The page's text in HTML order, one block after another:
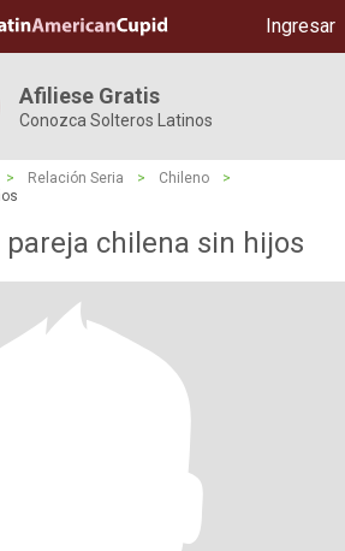
Ingresar
Afiliese Gratis
Conozca Solteros Latinos
> Relación Seria > Chileno
>
pareja chilena sin hijos